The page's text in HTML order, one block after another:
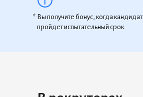
Вы получите бонус, когда кандидат
пройдет испытательный срок.
*